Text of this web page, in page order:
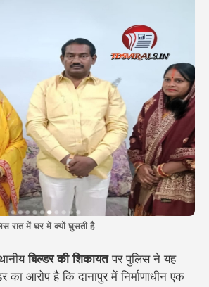
रात में घर में क्यों घुसती है
बिल्डर की शिकायतपर पुलिस ने यह
का आरोप है कि दानापुर में निर्माणाधीन एक